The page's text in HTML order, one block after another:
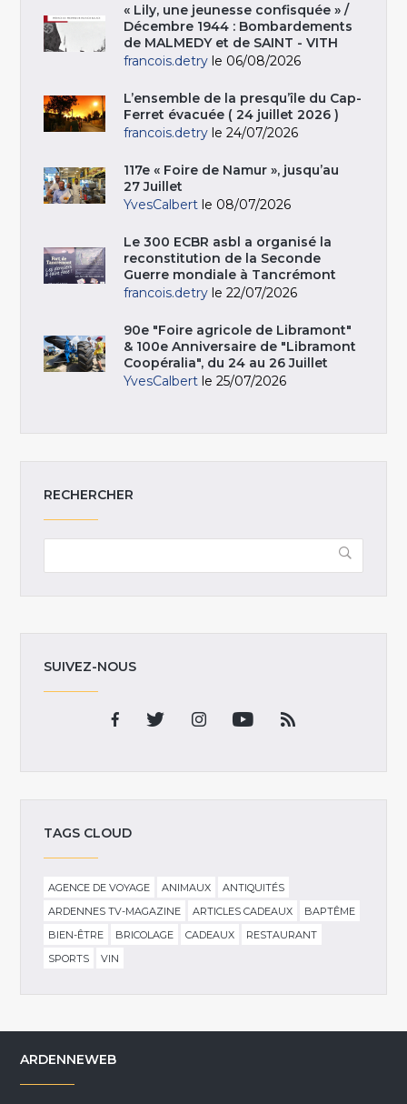
« Lily, une jeunesse confisquée » /
Décembre 1944 : Bombardements
de MALMEDY et de SAINT - VITH
francois.detry le 06/08/2026
L’ensemble de la presqu’île du Cap-
Ferret évacuée ( 24 juillet 2026 )
francois.detry le 24/07/2026
117e « Foire de Namur », jusqu’au
27 Juillet
YvesCalbert le 08/07/2026
Le 300 ECBR asbl a organisé la
reconstitution de la Seconde
Guerre mondiale à Tancrémont
francois.detry le 22/07/2026
90e "Foire agricole de Libramont"
& 100e Anniversaire de "Libramont
Coopéralia", du 24 au 26 Juillet
YvesCalbert le 25/07/2026
RECHERCHER
SUIVEZ-NOUS
TAGS CLOUD
AGENCE DE VOYAGE ANIMAUX
ANTIQUITÉS
ARDENNES TV-MAGAZINE
ARTICLES CADEAUX
BAPTÊME
BIEN-ÊTRE
BRICOLAGE CADEAUX
RESTAURANT
SPORTS
VIN
ARDENNEWEB